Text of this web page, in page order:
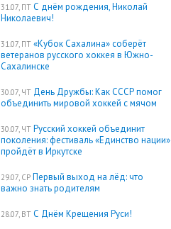
31.07, ПТ С днём рождения, Николай
Николаевич!
31.07, ПТ «Кубок Сахалина» соберёт
ветеранов русского хоккея в Южно-
Сахалинске
30.07, ЧТ День Дружбы: Как СССР помог
объединить мировой хоккей с мячом
30.07, ЧТ Русский хоккей объединит
поколения: фестиваль «Единство нации»
пройдёт в Иркутске
29.07, СР Первый выход на лёд: что
важно знать родителям
28.07, ВТ С Днём Крещения Руси!